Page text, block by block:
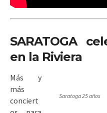
SARATOGA
en la Riviera
Saratoga 25 años
Más y
más
conciert